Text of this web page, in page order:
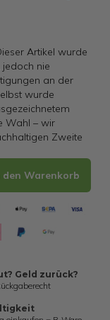
Artikel wurde
nie
an der
wurde
Wahl – wir
Zweite
den Warenkorb
Geld zurück?